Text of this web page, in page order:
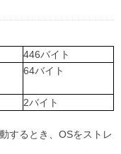
446バイト
64バイト
2バイト
するとき、OSをストレ